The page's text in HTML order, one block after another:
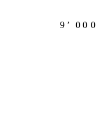
9 ʼ 0 0 0